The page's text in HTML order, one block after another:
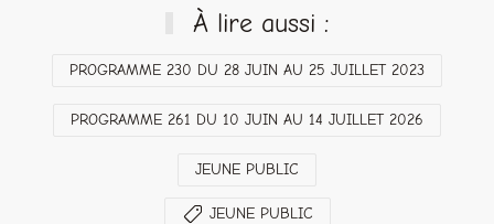
À lire aussi :
PROGRAMME 230 DU 28 JUIN AU 25 JUILLET 2023
PROGRAMME 261 DU 10 JUIN AU 14 JUILLET 2026
JEUNE PUBLIC
JEUNE PUBLIC